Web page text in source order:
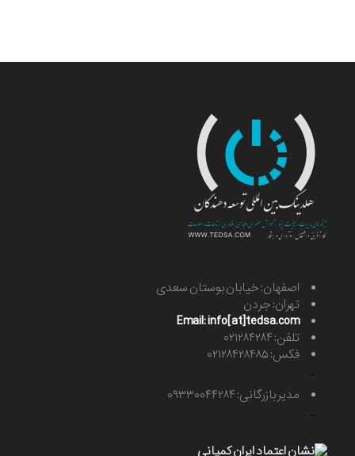
اصفهان: خیابان بوستان سعدی
تهران: جردن
Email: info[at]tedsa.com
تلفن: ۰۲۱۲۸۴۲۸۴
فکس: ۰۲۱۲۸۴۲۸۴۸۵
مدیر بازرگانی: ۰۹۳۳۰۰۴۴۲۸۴